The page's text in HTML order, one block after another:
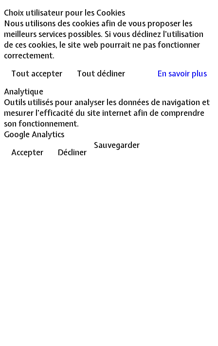
Choix utilisateur pour les Cookies
Nous utilisons des cookies afin de vous proposer les
meilleurs services possibles. Si vous déclinez l'utilisation
de ces cookies, le site web pourrait ne pas fonctionner
correctement.
Tout accepter
Tout décliner
En savoir plus
Analytique
Outils utilisés pour analyser les données de navigation et
mesurer l'efficacité du site internet afin de comprendre
son fonctionnement.
Google Analytics
Accepter
Décliner
Sauvegarder